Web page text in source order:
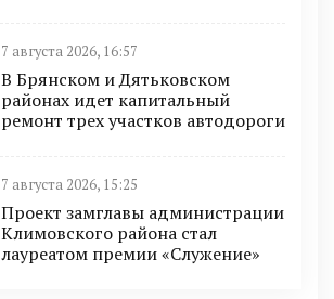
7 августа 2026, 16:57
В Брянском и Дятьковском
районах идет капитальный
ремонт трех участков автодороги
7 августа 2026, 15:25
Проект замглавы администрации
Климовского района стал
лауреатом премии «Служение»